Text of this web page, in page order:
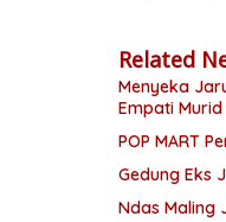
Related
Menyeka Jarum, Menyentuh Hati:
Empati Murid
POP MART
Gedung Eks
Ndas Maling